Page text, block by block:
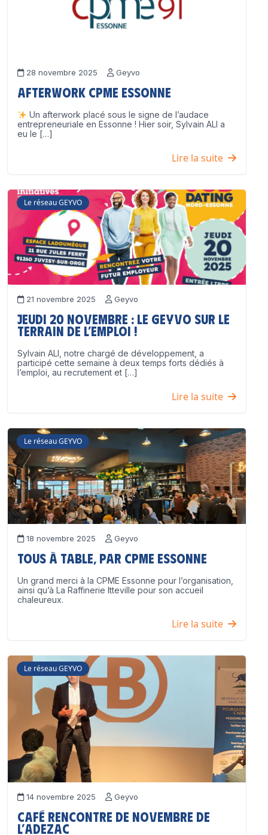
28 novembre 2025 Geyvo
Afterwork CPME Essonne
Un afterwork placé sous le signe de l’audace
entrepreneuriale en Essonne ! Hier soir, Sylvain ALI a
eu le […]
Lire la suite
Le réseau GEYVO
21 novembre 2025 Geyvo
Jeudi 20 novembre : le GEYVO sur le
terrain de l’emploi !
Sylvain ALI, notre chargé de développement, a
participé cette semaine à deux temps forts dédiés à
l’emploi, au recrutement et […]
Lire la suite
Le réseau GEYVO
18 novembre 2025 Geyvo
Tous à table, par CPME Essonne
Un grand merci à la CPME Essonne pour l’organisation,
ainsi qu’à La Raffinerie Itteville pour son accueil
chaleureux.
Lire la suite
Le réseau GEYVO
14 novembre 2025 Geyvo
Café Rencontre de Novembre de
l’ADEZAC